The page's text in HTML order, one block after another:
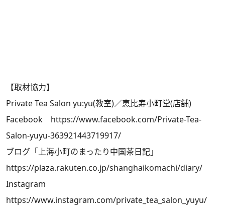
【取材協力】
Private Tea Salon yu:yu(教室)／恵比寿小町堂(店舗)
Facebook https://www.facebook.com/Private-Tea-
Salon-yuyu-363921443719917/
ブログ「上海小町のまったり中国茶日記」
https://plaza.rakuten.co.jp/shanghaikomachi/diary/
Instagram
https://www.instagram.com/private_tea_salon_yuyu/